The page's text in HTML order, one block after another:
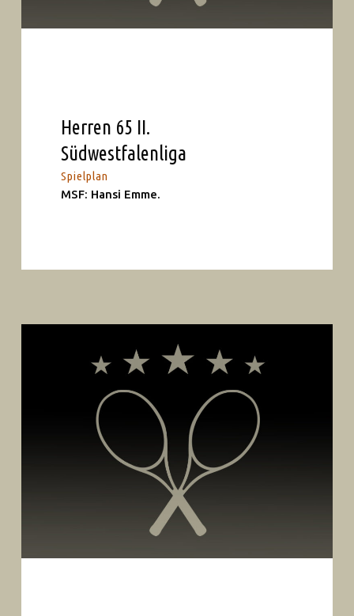
Herren 65 II.
Südwestfalenliga
Spielplan
MSF: Hansi Emme.